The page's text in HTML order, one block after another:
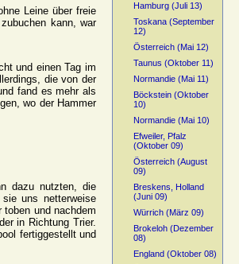
Leine über freie
kann, war
und einen Tag im
die von der
fand es mehr als
wo der Hammer
dazu nutzten, die
uns netterweise
und nachdem
in Richtung Trier.
fertiggestellt und
Hamburg (Juli 13)
Toskana (September
12)
Österreich (Mai 12)
Taunus (Oktober 11)
Normandie (Mai 11)
Böckstein (Oktober
10)
Normandie (Mai 10)
Efweiler, Pfalz
(Oktober 09)
Österreich (August
09)
Breskens, Holland
(Juni 09)
Würrich (März 09)
Brokeloh (Dezember
08)
England (Oktober 08)